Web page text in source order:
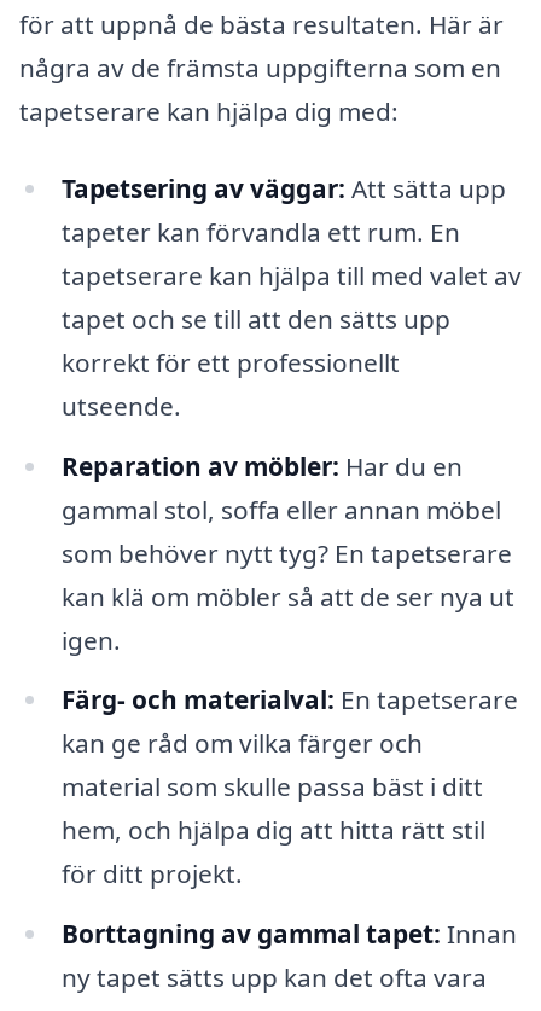
för att uppnå de bästa resultaten. Här är
några av de främsta uppgifterna som en
tapetserare kan hjälpa dig med:
Tapetsering av väggar: Att sätta upp
tapeter kan förvandla ett rum. En
tapetserare kan hjälpa till med valet av
tapet och se till att den sätts upp
korrekt för ett professionellt
utseende.
Reparation av möbler: Har du en
gammal stol, soffa eller annan möbel
som behöver nytt tyg? En tapetserare
kan klä om möbler så att de ser nya ut
igen.
Färg- och materialval: En tapetserare
kan ge råd om vilka färger och
material som skulle passa bäst i ditt
hem, och hjälpa dig att hitta rätt stil
för ditt projekt.
Borttagning av gammal tapet: Innan
ny tapet sätts upp kan det ofta vara